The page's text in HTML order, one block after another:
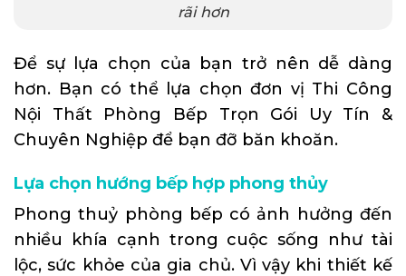
rãi hơn
Để sự lựa chọn của bạn trở nên dễ dàng
hơn. Bạn có thể lựa chọn đơn vị Thi Công
Nội Thất Phòng Bếp Trọn Gói Uy Tín &
Chuyên Nghiệp để bạn đỡ băn khoăn.
Lựa chọn hướng bếp hợp phong thủy
Phong thuỷ phòng bếp có ảnh hưởng đến
nhiều khía cạnh trong cuộc sống như tài
lộc, sức khỏe của gia chủ. Vì vậy khi thiết kế